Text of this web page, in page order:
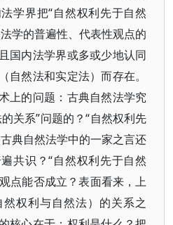
学界把“自然权利先于自然
学的普遍性、代表性观点的
国内法学界或多或少地认同
自然法和实定法）而存在。
上的问题：古典自然法学究
关系”问题的？“自然权利先
典自然法学中的一家之言还
共识？“自然权利先于自然
点能否成立？表面看来，上
权利与自然法）的关系之